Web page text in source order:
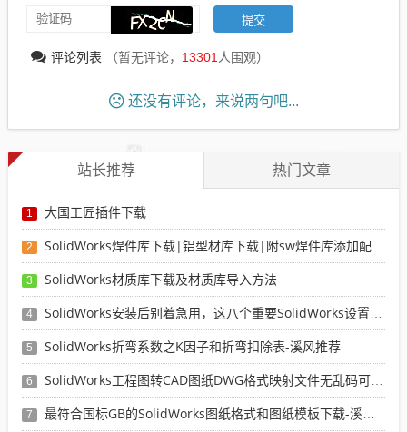
评论列表 （暂无评论， 13301人围观）
还没有评论，来说两句吧...
站长推荐 热门文章
1 大国工匠插件下载
2 SolidWorks焊件库下载|铝型材库下载|附sw焊件库添加配置使用教程
3 SolidWorks材质库下载及材质库导入方法
4 SolidWorks安装后别着急用，这八个重要SolidWorks设置可以提高你的画图效率
5 SolidWorks折弯系数之K因子和折弯扣除表-溪风推荐
6 SolidWorks工程图转CAD图纸DWG格式映射文件无乱码可分层-溪风亲测推荐
7 最符合国标GB的SolidWorks图纸格式和图纸模板下载-溪风专用版